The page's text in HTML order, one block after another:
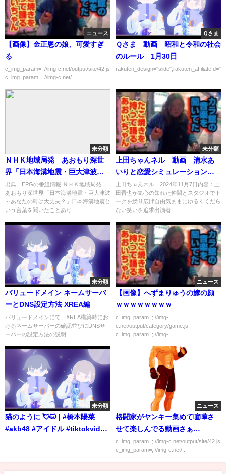
ニュース
【画像】金正恩の娘、可愛すぎ
る
c_img_param=; //img-c.net/output/site/42.js
c_img_param=; //img-c.net/...
Ｑさま
Ｑさま 動画 昭和と令和の社会
のルール 1月30日
未分類
ＮＨＫ地域局発 あおもり深世
界「日本海溝地震・巨大津波～
あなたの町は大丈夫？」[字]…の
番組内容解析まとめ
出典：EPGの番組情報 ＮＨＫ地域局発
あおもり深世界「日本海溝地震・巨大津波
～あなたの町は大丈夫？」日本海溝地震と
いう言葉を聞いたことあり...
未分類
上田ちゃんネル 動画 清水あ
いりと恋愛シミュレーション
11月7日
上田ちゃんネル 2024年11月7日内容：上
田晋也が気心の知れた仲間とスタジオでト
ークを繰り広げ自由気ままにゆるくくだら
ない笑いを追求出演者...
未分類
バリュードメイン ネームサーバ
ーとDNS設定方法 XREA編
バリュードメインにて、XREA構築時にお
けるネームサーバーの確認並びにDNSサ
ーバーの設定方法の説明...
ニュース
【画像】へずまりゅうの嫁の顔
ｗｗｗｗｗｗｗｗ
c_img_param=; //img-
c.net/output/category/game.js
c_img_param=; //img-...
未分類
猫のように 💘🐱 | #橋本陽菜
#akb48 #アイドル #tiktokvideo
ニュース
格闘家がヤンキー集めて喧嘩さ
せて楽しんでる動画さぁ…
c_img_param=; //img-c.net/output/site/42.js
c_img_param=; //img-c.net/...